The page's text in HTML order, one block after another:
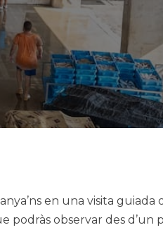
en una visita guiada
podràs observar des d’un